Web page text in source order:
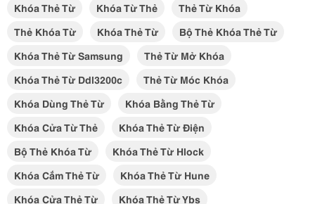
Khóa Thẻ Từ Khóa Từ Thẻ
Thẻ Từ Khóa
Thẻ Khóa Từ
Khóa Thẻ Từ
Bộ Thẻ Khóa Thẻ Từ
Khóa Thẻ Từ Samsung
Thẻ Từ Mở Khóa
Khóa Thẻ Từ Ddl3200c
Thẻ Từ Móc Khóa
Khóa Dùng Thẻ Từ
Khóa Bằng Thẻ Từ
Khóa Cửa Từ Thẻ
Khóa Thẻ Từ Điện
Bộ Thẻ Khóa Từ
Khóa Thẻ Từ Hlock
Khóa Cắm Thẻ Từ
Khóa Thẻ Từ Hune
Khóa Cửa Thẻ Từ
Khóa Thẻ Từ Ybs